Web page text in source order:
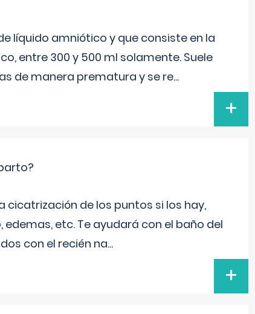
líquido amniótico y que consiste en la
entre 300 y 500 ml solamente. Suele
de manera prematura y se re...
+
cicatrización de los puntos si los hay,
etc. Te ayudará con el baño del
con el recién na...
+